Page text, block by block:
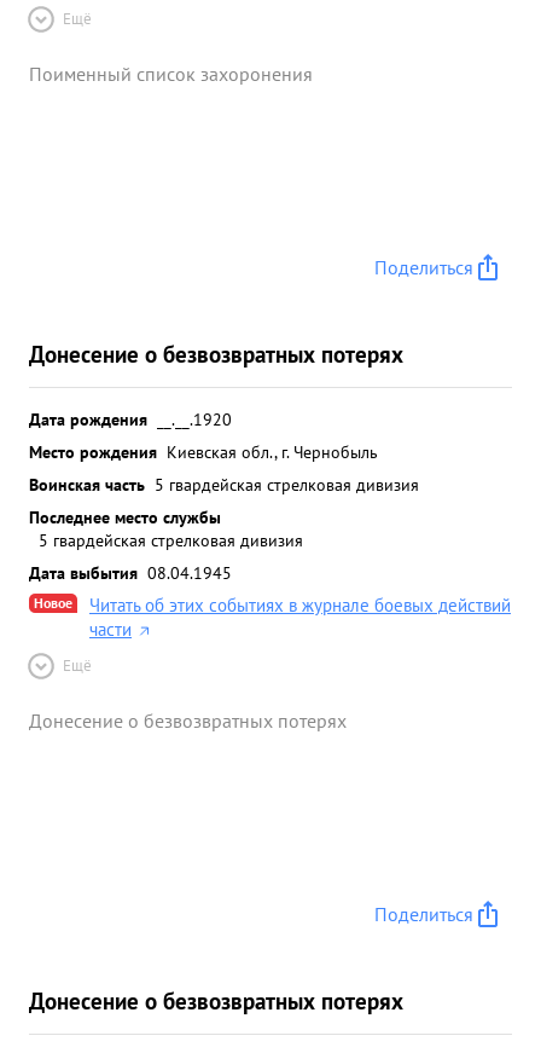
Ещё
Поименный список захоронения
Поделиться
Донесение о безвозвратных потерях
Дата рождения
__.__.1920
Место рождения Киевская обл., г. Чернобыль
Воинская часть 5 гвардейская стрелковая дивизия
Последнее место службы
5 гвардейская стрелковая дивизия
Дата выбытия 08.04.1945
Новое
Читать об этих событиях в журнале боевых действий
части
Ещё
Донесение о безвозвратных потерях
Поделиться
Донесение о безвозвратных потерях